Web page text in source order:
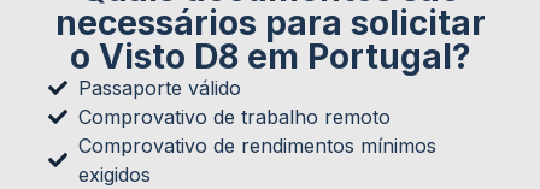
necessários para solicitar
o Visto D8 em Portugal?
Passaporte válido
Comprovativo de trabalho remoto
Comprovativo de rendimentos mínimos
exigidos